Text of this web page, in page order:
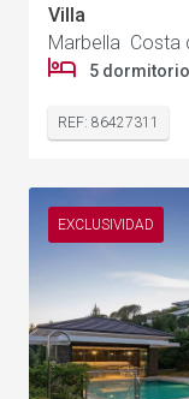
Villa
Marbella Costa
5
REF: 86427311
EXCLUSIVIDAD